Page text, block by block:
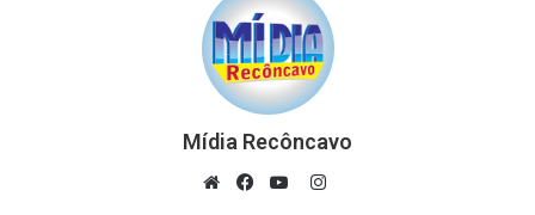
Mídia Recôncavo
Instagram